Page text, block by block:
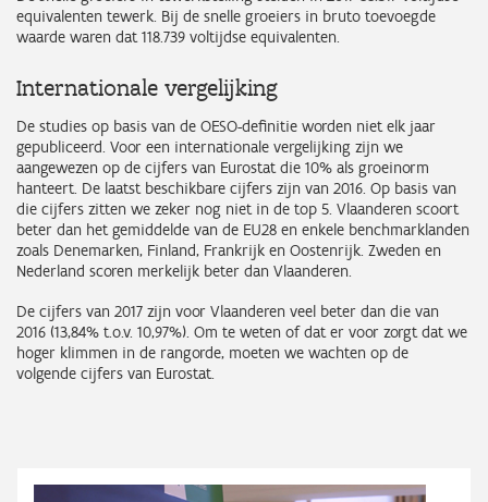
equivalenten tewerk. Bij de snelle groeiers in bruto toevoegde
waarde waren dat 118.739 voltijdse equivalenten.
Internationale vergelijking
De studies op basis van de OESO-definitie worden niet elk jaar
gepubliceerd. Voor een internationale vergelijking zijn we
aangewezen op de cijfers van Eurostat die 10% als groeinorm
hanteert. De laatst beschikbare cijfers zijn van 2016. Op basis van
die cijfers zitten we zeker nog niet in de top 5. Vlaanderen scoort
beter dan het gemiddelde van de EU28 en enkele benchmarklanden
zoals Denemarken, Finland, Frankrijk en Oostenrijk. Zweden en
Nederland scoren merkelijk beter dan Vlaanderen.
De cijfers van 2017 zijn voor Vlaanderen veel beter dan die van
2016 (13,84% t.o.v. 10,97%). Om te weten of dat er voor zorgt dat we
hoger klimmen in de rangorde, moeten we wachten op de
volgende cijfers van Eurostat.